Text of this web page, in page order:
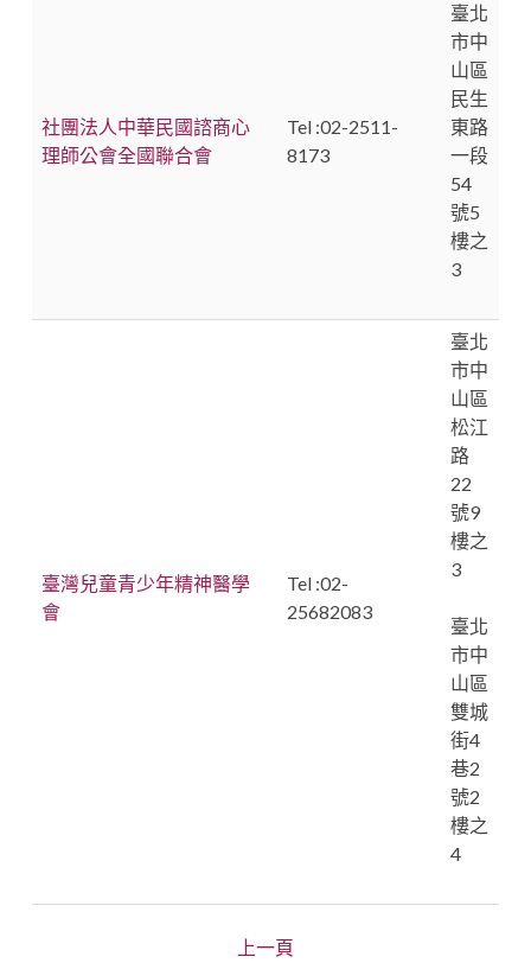
社團法人中華民國諮商心
理師公會全國聯合會
Tel :02-2511-
8173
臺北
市中
山區
民生
東路
一段
54
號5
樓之
3
臺灣兒童青少年精神醫學
會
Tel :02-
25682083
臺北
市中
山區
松江
路
22
號9
樓之
3
臺北
市中
山區
雙城
街4
巷2
號2
樓之
4
上一頁